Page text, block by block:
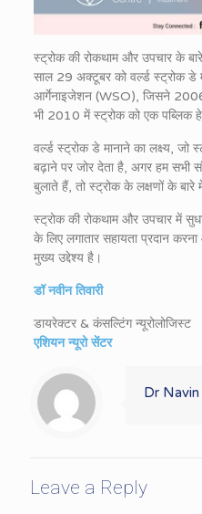
स्ट्रोक की रोकथाम और उपचार के
साल 29 अक्टूबर को वर्ल्ड स्ट्रोक डे
आर्गेनाइजेशन (WSO), जिसने 2006
भी 2010 में स्ट्रोक को एक पब्लिक
वर्ल्ड स्ट्रोक डे मानाने का लक्ष्य,
बढ़ाने पर जोर देता है, अगर हम
बुलाते हैं, तो स्ट्रोक के लक्षणों के बारे
स्ट्रोक की रोकथाम और उपचार में
के लिए लगातार सहायता प्रदान
मुख्य उद्देश्य है।
डॉ नवीन तिवारी
डायरेक्टर & कंसल्टिंग न्यूरोलोजिस्ट
एशियन न्यूरो सेंटर
Dr Navin
Leave a Reply